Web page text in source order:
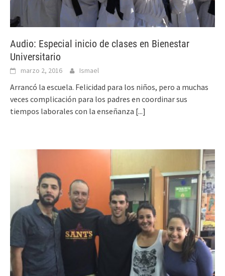
Audio: Especial inicio de clases en Bienestar
Universitario
marzo 2, 2016 Ismael
Arrancó la escuela. Felicidad para los niños, pero a muchas
veces complicación para los padres en coordinar sus
tiempos laborales con la enseñanza [...]